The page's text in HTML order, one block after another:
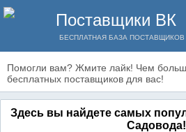
Поставщики ВК
БЕСПЛАТНАЯ БАЗА ПОСТАВЩИКОВ
Помогли вам? Жмите лайк! Чем
бесплатных поставщиков для вас!
Здесь вы найдете самых
Садовода!